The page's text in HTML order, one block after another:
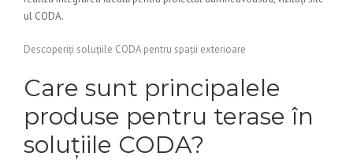
ul CODA.
Descoperiți soluțiile CODA pentru spații exterioare
Care sunt principalele
produse pentru terase în
soluțiile CODA?